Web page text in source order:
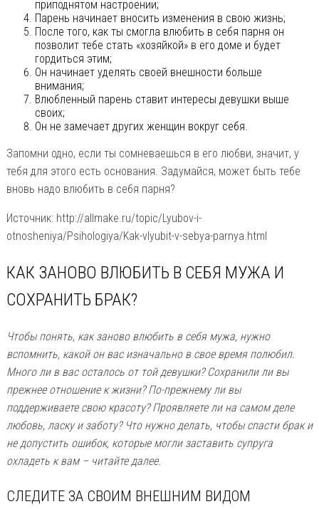
приподнятом настроении;
Парень начинает вносить изменения в свою жизнь;
После того, как ты смогла влюбить в себя парня он
позволит тебе стать «хозяйкой» в его доме и будет
гордиться этим;
Он начинает уделять своей внешности больше
внимания;
Влюбленный парень ставит интересы девушки выше
своих;
Он не замечает других женщин вокруг себя.
Запомни одно, если ты сомневаешься в его любви, значит, у
тебя для этого есть основания. Задумайся, может быть тебе
вновь надо влюбить в себя парня?
Источник: http://allmake.ru/topic/Lyubov-i-
otnosheniya/Psihologiya/Kak-vlyubit-v-sebya-parnya.html
КАК ЗАНОВО ВЛЮБИТЬ В СЕБЯ МУЖА И
СОХРАНИТЬ БРАК?
Чтобы понять, как заново влюбить в себя мужа, нужно
вспомнить, какой он вас изначально в свое время полюбил.
Много ли в вас осталось от той девушки? Сохранили ли вы
прежнее отношение к жизни? По-прежнему ли вы
поддерживаете свою красоту? Проявляете ли на самом деле
любовь, ласку и заботу? Что нужно делать, чтобы спасти брак и
не допустить ошибок, которые могли заставить супруга
охладеть к вам – читайте далее.
СЛЕДИТЕ ЗА СВОИМ ВНЕШНИМ ВИДОМ